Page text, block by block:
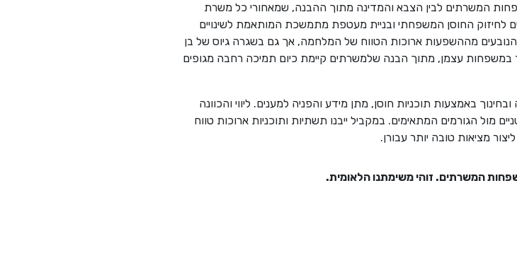
המשרתים לבין הצבא והמדינה מתוך ההבנה, שמאחורי כל משרת
לחיזוק החוסן המשפחתי ובניית מעטפת מתמשכת המותאמת לשינויים
מההשפעות ארוכות הטווח של המלחמה, אך גם בשגרה גיוס של בן
עצמן, מתוך הבנה שלמשרתים קיימת כיום תמיכה רחבה מגופים
באמצעות תוכניות חוסן, מתן מידע והפניה למענים. ליווי והכוונה
מול הגורמים המתאימים. במקביל ייבנו תשתיות ותוכניות ארוכות טווח
מציאות טובה יותר עבורן.
המשרתים. זוהי משימתנו הלאומית.